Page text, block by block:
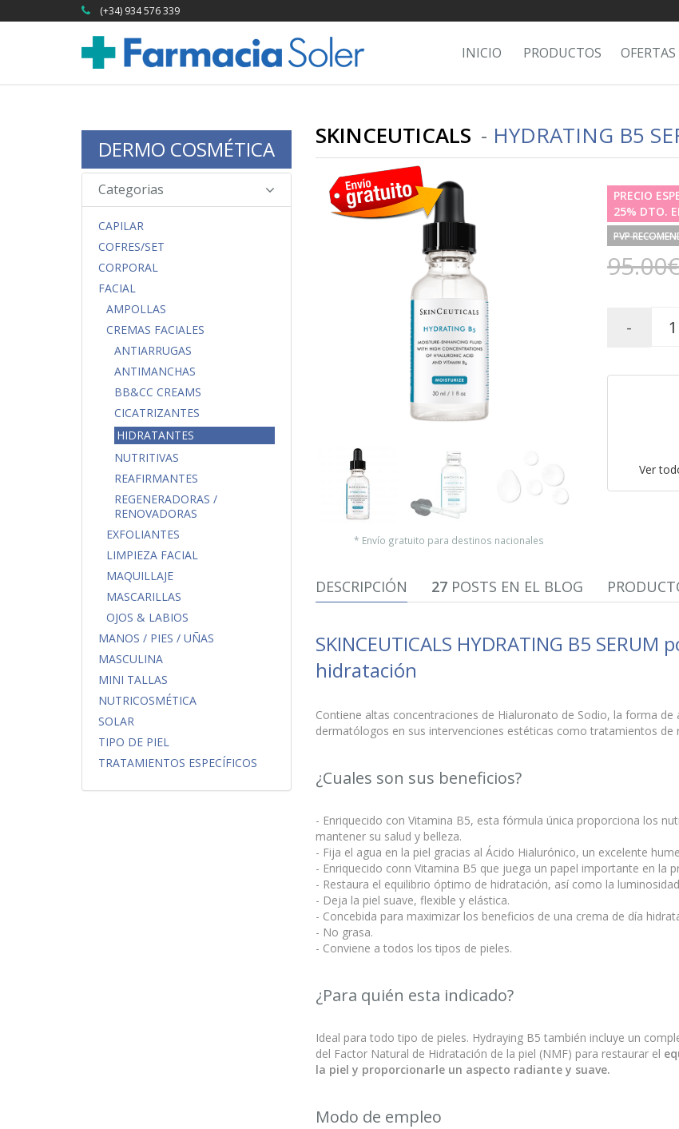
(+34) 934 576 339
INICIO PRODUCTOS OFERTAS
DERMO COSMÉTICA
Categorias
CAPILAR
COFRES/SET
CORPORAL
FACIAL
AMPOLLAS
CREMAS FACIALES
ANTIARRUGAS
ANTIMANCHAS
BB&CC CREAMS
CICATRIZANTES
HIDRATANTES
NUTRITIVAS
REAFIRMANTES
REGENERADORAS /
RENOVADORAS
EXFOLIANTES
LIMPIEZA FACIAL
MAQUILLAJE
MASCARILLAS
OJOS & LABIOS
MANOS / PIES / UÑAS
MASCULINA
MINI TALLAS
NUTRICOSMÉTICA
SOLAR
TIPO DE PIEL
TRATAMIENTOS ESPECÍFICOS
SKINCEUTICALS - HYDRATING B5
* Envío gratuito para destinos nacionales
PRECIO
25% DTO.
PVP
-
Ver
DESCRIPCIÓN 27POSTS EN EL BLOG
SKINCEUTICALS HYDRATING B5
hidratación
Contiene altas concentraciones de Hialuronato de Sodio, la forma
dermatólogos en sus intervenciones estéticas como tratamientos de
¿Cuales son sus beneficios?
- Enriquecido con Vitamina B5, esta fórmula única proporciona los
mantener su salud y belleza.
- Fija el agua en la piel gracias al Ácido Hialurónico, un excelente
- Enriquecido conn Vitamina B5 que juega un papel importante en la
- Restaura el equilibrio óptimo de hidratación, así como la
- Deja la piel suave, flexible y elástica.
- Concebida para maximizar los beneficios de una crema de día
- No grasa.
- Conviene a todos los tipos de pieles.
¿Para quién esta indicado?
Ideal para todo tipo de pieles. Hydraying B5 también incluye un
del Factor Natural de Hidratación de la piel (NMF) para restaurar el
la piel y proporcionarle un aspecto radiante y suave.
Modo de empleo